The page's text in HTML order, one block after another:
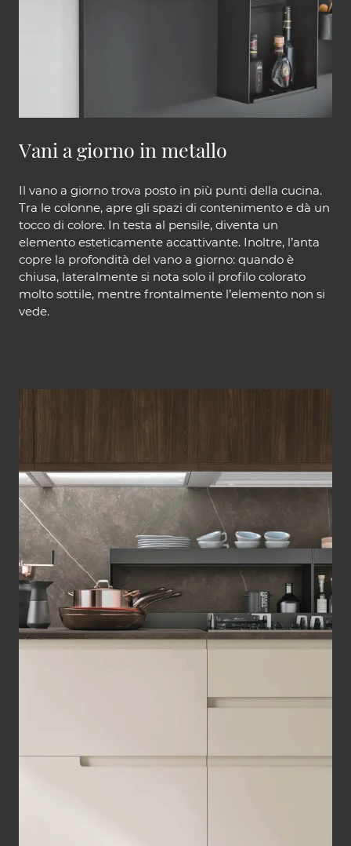
Vani a giorno in metallo
Il vano a giorno trova posto in più punti della cucina.
Tra le colonne, apre gli spazi di contenimento e dà un
tocco di colore. In testa al pensile, diventa un
elemento esteticamente accattivante. Inoltre, l’anta
copre la profondità del vano a giorno: quando è
chiusa, lateralmente si nota solo il profilo colorato
molto sottile, mentre frontalmente l’elemento non si
vede.